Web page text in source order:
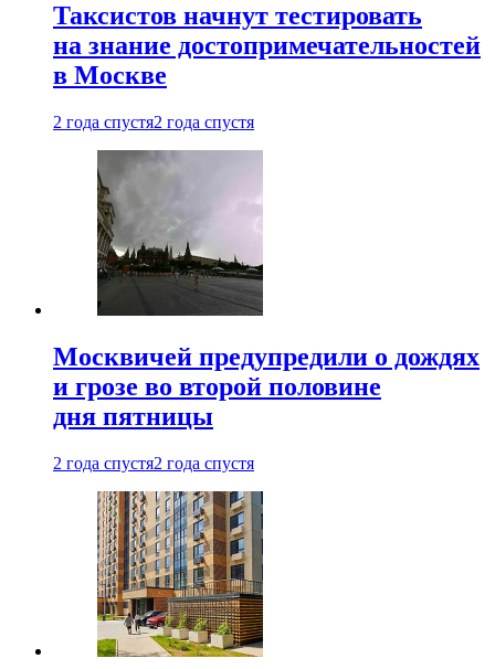
Таксистов начнут тестировать
на знание достопримечательностей
в Москве
2 года спустя2 года спустя
Москвичей предупредили о дождях
и грозе во второй половине
дня пятницы
2 года спустя2 года спустя